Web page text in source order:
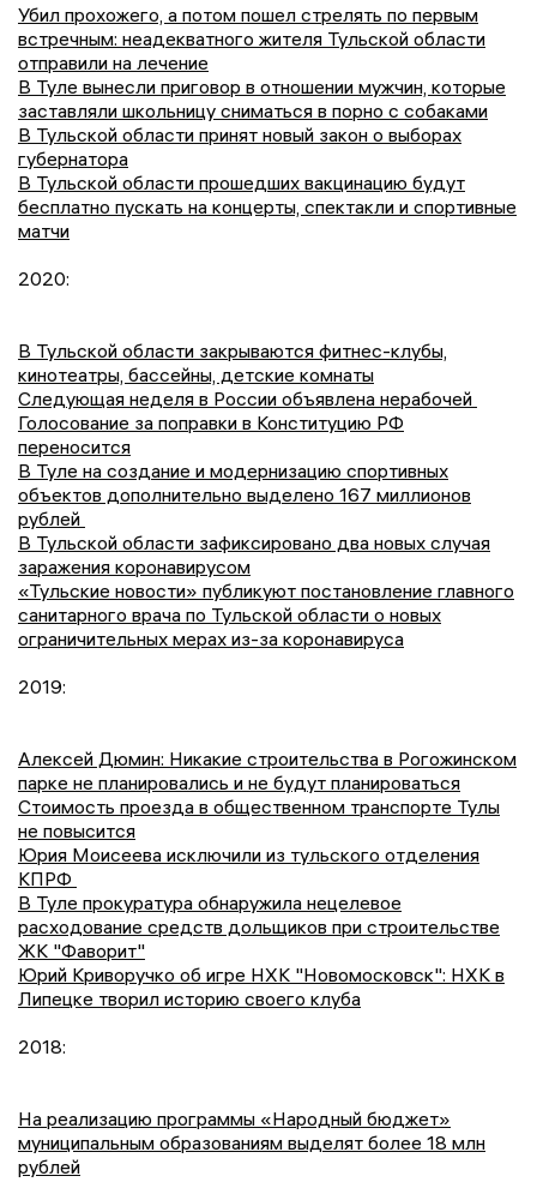
Убил прохожего, а потом пошел стрелять по первым
встречным: неадекватного жителя Тульской области
отправили на лечение
В Туле вынесли приговор в отношении мужчин, которые
заставляли школьницу сниматься в порно с собаками
В Тульской области принят новый закон о выборах
губернатора
В Тульской области прошедших вакцинацию будут
бесплатно пускать на концерты, спектакли и спортивные
матчи
2020:
В Тульской области закрываются фитнес-клубы,
кинотеатры, бассейны, детские комнаты
Следующая неделя в России объявлена нерабочей
Голосование за поправки в Конституцию РФ
переносится
В Туле на создание и модернизацию спортивных
объектов дополнительно выделено 167 миллионов
рублей
В Тульской области зафиксировано два новых случая
заражения коронавирусом
«Тульские новости» публикуют постановление главного
санитарного врача по Тульской области о новых
ограничительных мерах из-за коронавируса
2019:
Алексей Дюмин: Никакие строительства в Рогожинском
парке не планировались и не будут планироваться
Стоимость проезда в общественном транспорте Тулы
не повысится
Юрия Моисеева исключили из тульского отделения
КПРФ
В Туле прокуратура обнаружила нецелевое
расходование средств дольщиков при строительстве
ЖК "Фаворит"
Юрий Криворучко об игре НХК "Новомосковск": НХК в
Липецке творил историю своего клуба
2018:
На реализацию программы «Народный бюджет»
муниципальным образованиям выделят более 18 млн
рублей